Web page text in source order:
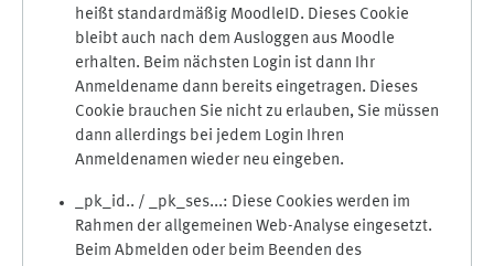
heißt standardmäßig MoodleID. Dieses Cookie
bleibt auch nach dem Ausloggen aus Moodle
erhalten. Beim nächsten Login ist dann Ihr
Anmeldename dann bereits eingetragen. Dieses
Cookie brauchen Sie nicht zu erlauben, Sie müssen
dann allerdings bei jedem Login Ihren
Anmeldenamen wieder neu eingeben.
_pk_id.. / _pk_ses...: Diese Cookies werden im
Rahmen der allgemeinen Web-Analyse eingesetzt.
Beim Abmelden oder beim Beenden des